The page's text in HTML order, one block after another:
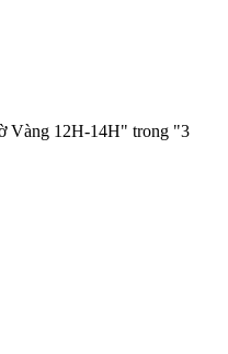
Vàng 12H-14H" trong "3